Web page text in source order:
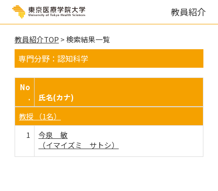
教員紹介
教員紹介TOP > 検索結果一覧
専門分野：認知科学
No
.
氏名(カナ)
教授 （1名）
1
今泉 敏
（イマイズミ サトシ）